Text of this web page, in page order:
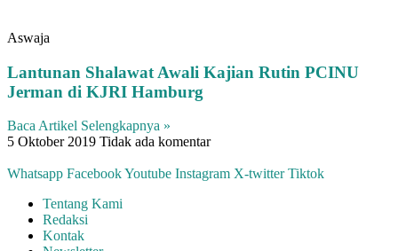
Aswaja
Lantunan Shalawat Awali Kajian Rutin PCINU
Jerman di KJRI Hamburg
Baca Artikel Selengkapnya »
5 Oktober 2019 Tidak ada komentar
Whatsapp FacebookYoutube Instagram X-twitter Tiktok
Tentang Kami
Redaksi
Kontak